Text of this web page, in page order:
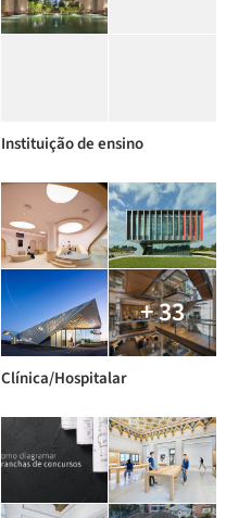
Instituição de ensino
+ 33
Clínica/Hospitalar